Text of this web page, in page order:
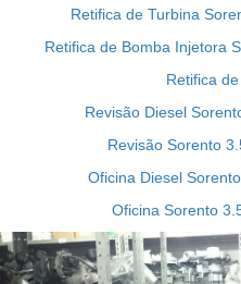
Retifica de Turbina
Retifica de Bomba Injetora
Retifica
Revisão Diesel
Revisão Sorento
Oficina Diesel
Oficina Sorento